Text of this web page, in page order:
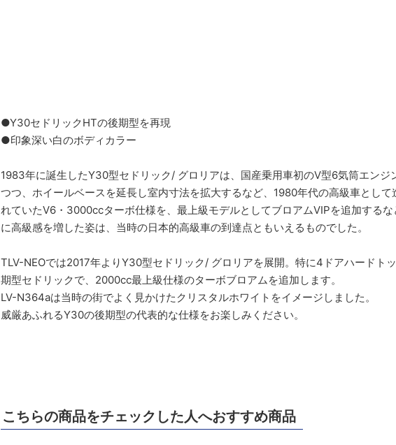
●Y30セドリックHTの後期型を再現
●印象深い白のボディカラー
1983年に誕生したY30型セドリック/ グロリアは、国産乗用車初のV型6気筒エン
つつ、ホイールベースを延長し室内寸法を拡大するなど、1980年代の高級車とし
れていたV6・3000ccターボ仕様を、最上級モデルとしてブロアムVIPを追加する
に高級感を増した姿は、当時の日本的高級車の到達点ともいえるものでした。
TLV-NEOでは2017年よりY30型セドリック/ グロリアを展開。特に4ドアハードト
期型セドリックで、2000cc最上級仕様のターボブロアムを追加します。
LV-N364aは当時の街でよく見かけたクリスタルホワイトをイメージしました。
威厳あふれるY30の後期型の代表的な仕様をお楽しみください。
こちらの商品をチェックした人へおすすめ商品